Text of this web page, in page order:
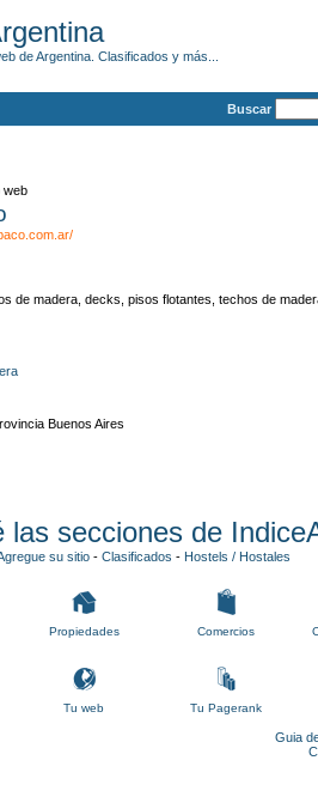
de Argentina. Clasificados y más...
Buscar
web
de madera, decks, pisos flotantes, techos de
Buenos Aires
las secciones de
su sitio - Clasificados - Hostels / Hostales
Propiedades Comercios
Tu web Tu Pagerank
Guia